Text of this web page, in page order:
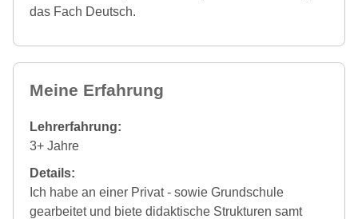
das Fach Deutsch.
Meine Erfahrung
Lehrerfahrung:
3+ Jahre
Details:
Ich habe an einer Privat - sowie Grundschule
gearbeitet und biete didaktische Strukturen samt